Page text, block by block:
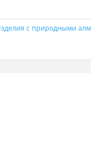
с природными